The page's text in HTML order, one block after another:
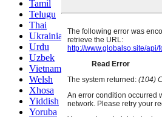
Tamil
Telugu
Thai
Ukrainian
Urdu
Uzbek
Vietnamese
Welsh
Xhosa
Yiddish
Yoruba